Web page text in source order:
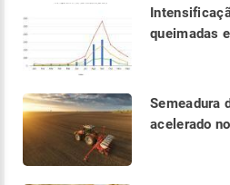
queimadas
Semeadura
acelerado